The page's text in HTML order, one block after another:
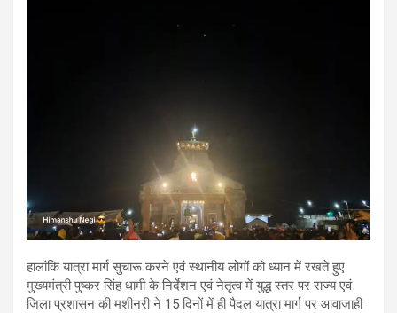
हालांकि यात्रा मार्ग सुचारू करने एवं स्थानीय लोगों को ध्यान में रखते हुए
मुख्यमंत्री पुष्कर सिंह धामी के निर्देशन एवं नेतृत्व में युद्ध स्तर पर राज्य एवं
जिला प्रशासन की मशीनरी ने 15 दिनों में ही पैदल यात्रा मार्ग पर आवाजाही